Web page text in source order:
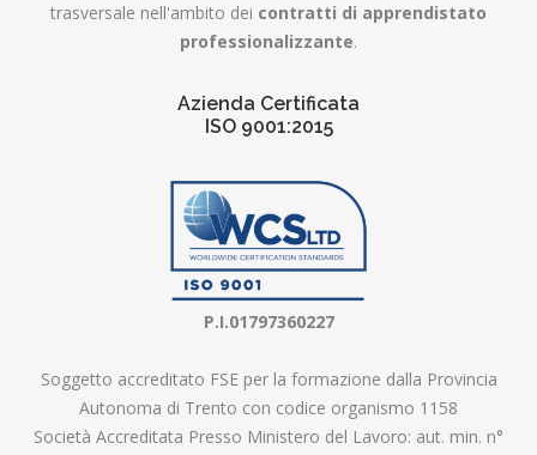
trasversale nell'ambito dei contratti di apprendistato
professionalizzante.
Azienda Certificata
ISO 9001:2015
P.I.01797360227
Soggetto accreditato FSE per la formazione dalla Provincia
Autonoma di Trento con codice organismo 1158
Società Accreditata Presso Ministero del Lavoro: aut. min. n°